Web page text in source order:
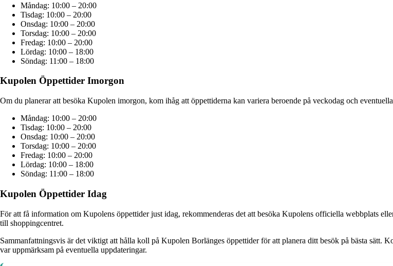
Måndag: 10:00 – 20:00
Tisdag: 10:00 – 20:00
Onsdag: 10:00 – 20:00
Torsdag: 10:00 – 20:00
Fredag: 10:00 – 20:00
Lördag: 10:00 – 18:00
Söndag: 11:00 – 18:00
Kupolen Öppettider Imorgon
Om du planerar att besöka Kupolen imorgon, kom ihåg att öppettiderna kan variera beroende på veckodag och
Måndag: 10:00 – 20:00
Tisdag: 10:00 – 20:00
Onsdag: 10:00 – 20:00
Torsdag: 10:00 – 20:00
Fredag: 10:00 – 20:00
Lördag: 10:00 – 18:00
Söndag: 11:00 – 18:00
Kupolen Öppettider Idag
För att få information om Kupolens öppettider just idag, rekommenderas det att besöka Kupolens officiella webbplats
till shoppingcentret.
Sammanfattningsvis är det viktigt att hålla koll på Kupolen Borlänges öppettider för att planera ditt besök på bästa sätt.
var uppmärksam på eventuella uppdateringar.